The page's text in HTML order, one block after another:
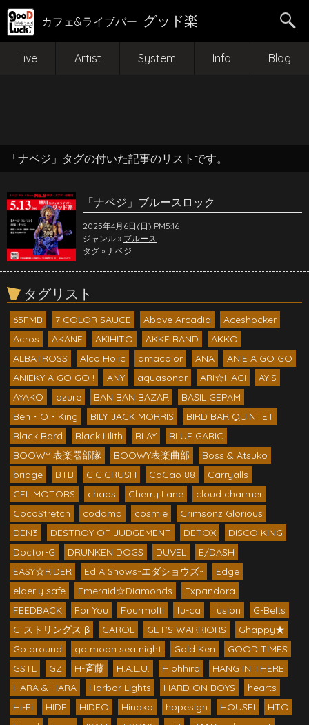
カフェ&ライブバー グッド楽
Live Artist System Info Blog
「ナベジ」タグの付いた記事のリストです。
「ナベジ」ブルースロック
2025年4月6日(日) PM5:16
ジャンル » ブルース
タグ » ナベジ
タグリスト
65FMB 7 COLOR SAUCE Above Arcadia
Aceshocker
Acros
AKANE AKIHITO AKKE BAND
AKKO
ALBATROSS
Alco Holic amacolor ANA
ANIE A GO GO
ANIEKY A GO GO !
ANY aquasonar ARI☆HAGI
AY.S
AYAKO
azure BAN BAN BAZAR
BASIL GEPAM
Ben・O・King
BILY JACK MORRIS
BIRD BAR QUINTET
Black Bard
Black Lilith BLAY
BLUE GARIC
BOOWY 表楽器部隊
BOOWY表楽曲部
Boss & Atsuko
bridge
BTB C.C.CRUSH CaCao 88
Carryalls
CEL MOTORS
chaos Cherry Lane
cloud charmer
CocoStretch
codama cosmie
Crimsonz Glorious
DEN3
DESTROY OF JUDGEMENT DETOX
DISCO KING
Doctor-G
DRUNKEN DOGS DUVEL
E/DASH
EASY☆RIDER
Ed A Shows~エダショウズ~
Edge
elderly safe
Emeraid☆Diamonds
Expandora
FEEDBACK
For You Fourmolti fu-ca fusion
G-BeIts
G-ストリングス β
GAROL GET'S WARRIORS
Ghappy★
Go around
go moon sea night Gold Ken
GOOD TIMES
GSTL
GZ H-斉藤 H.A.L.U. H.ohhira
HANG IN THERE
HARA & HARA
Harbor Lights HARD ON BOYS
hearts
Hi-Fi
HIDE HIDEO Hinako hopesign HOUSEI
HTO